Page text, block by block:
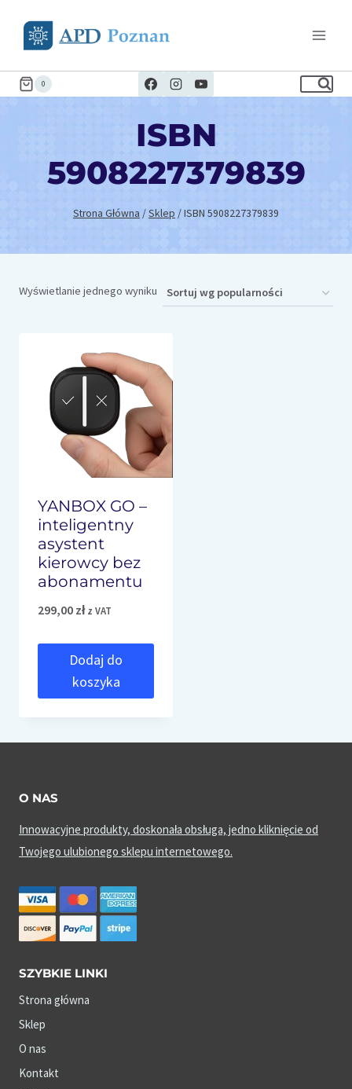
0
ISBN
5908227379839
Strona Główna /Sklep /ISBN 5908227379839
Wyświetlanie jednego wyniku
YANBOX GO –
inteligentny
asystent
kierowcy bez
abonamentu
299,00 zł z VAT
Dodaj do
koszyka
O NAS
Innowacyjne produkty, doskonała obsługa, jedno kliknięcie od
Twojego ulubionego sklepu internetowego.
SZYBKIE LINKI
Strona główna
Sklep
O nas
Kontakt